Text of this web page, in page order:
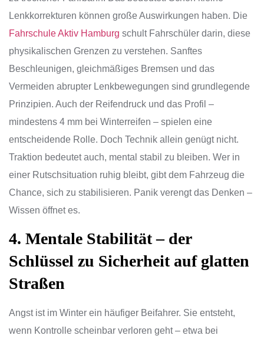
Lenkkorrekturen können große Auswirkungen haben. Die
Fahrschule Aktiv Hamburg schult Fahrschüler darin, diese
physikalischen Grenzen zu verstehen. Sanftes
Beschleunigen, gleichmäßiges Bremsen und das
Vermeiden abrupter Lenkbewegungen sind grundlegende
Prinzipien. Auch der Reifendruck und das Profil –
mindestens 4 mm bei Winterreifen – spielen eine
entscheidende Rolle. Doch Technik allein genügt nicht.
Traktion bedeutet auch, mental stabil zu bleiben. Wer in
einer Rutschsituation ruhig bleibt, gibt dem Fahrzeug die
Chance, sich zu stabilisieren. Panik verengt das Denken –
Wissen öffnet es.
4. Mentale Stabilität – der
Schlüssel zu Sicherheit auf glatten
Straßen
Angst ist im Winter ein häufiger Beifahrer. Sie entsteht,
wenn Kontrolle scheinbar verloren geht – etwa bei